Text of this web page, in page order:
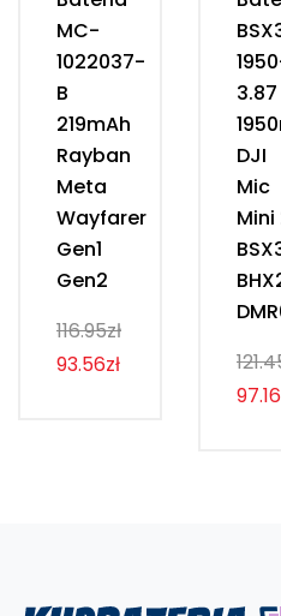
MC-
1022037-
B
219mAh
Rayban
Meta
Wayfarer
Gen1
Gen2
116.95zł
93.56zł
3.87
DJI
Mic
Mini